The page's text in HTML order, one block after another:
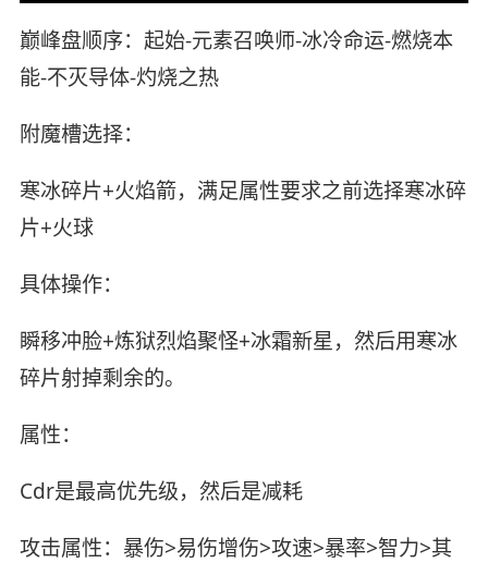
巅峰盘顺序：起始-元素召唤师-冰冷命运-燃烧本
能-不灭导体-灼烧之热
附魔槽选择：
寒冰碎片+火焰箭，满足属性要求之前选择寒冰碎
片+火球
具体操作：
瞬移冲脸+炼狱烈焰聚怪+冰霜新星，然后用寒冰
碎片射掉剩余的。
属性：
Cdr是最高优先级，然后是减耗
攻击属性：暴伤>易伤增伤>攻速>暴率>智力>其